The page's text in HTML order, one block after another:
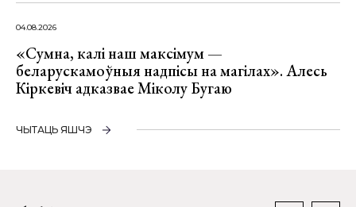
04.08.2026
«Сумна, калі наш максімум —
беларускамоўныя надпісы на магілах». Алесь
Кіркевіч адказвае Міколу Бугаю
ЧЫТАЦЬ ЯШЧЭ